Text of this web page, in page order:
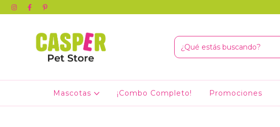
Mascotas ¡Combo Completo! Promociones